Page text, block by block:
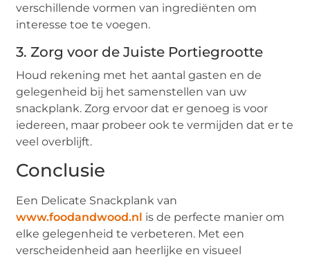
verschillende vormen van ingrediënten om
interesse toe te voegen.
3. Zorg voor de Juiste Portiegrootte
Houd rekening met het aantal gasten en de
gelegenheid bij het samenstellen van uw
snackplank. Zorg ervoor dat er genoeg is voor
iedereen, maar probeer ook te vermijden dat er te
veel overblijft.
Conclusie
Een Delicate Snackplank van
www.foodandwood.nl is de perfecte manier om
elke gelegenheid te verbeteren. Met een
verscheidenheid aan heerlijke en visueel